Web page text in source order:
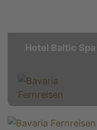
Hotel Baltic Spa